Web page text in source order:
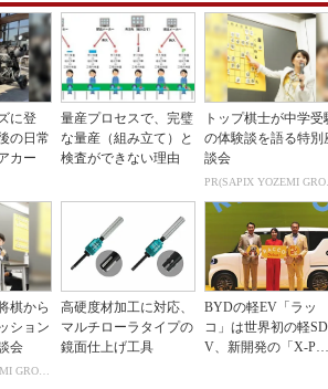
に登
の日常
カー
量産プロセスで、完璧
な量産（組み立て）と
検査ができない理由
トップ棋士が中学受
の体験談を語る特別
談会
棋から
ション
会
PR(SAPIX YOZEMI GROUP)
高硬度材加工に対応、
マルチローラタイプの
鏡面仕上げ工具
BYDの軽EV「ラッ
コ」は世界初の軽SD
V、新開発の「X-PAC